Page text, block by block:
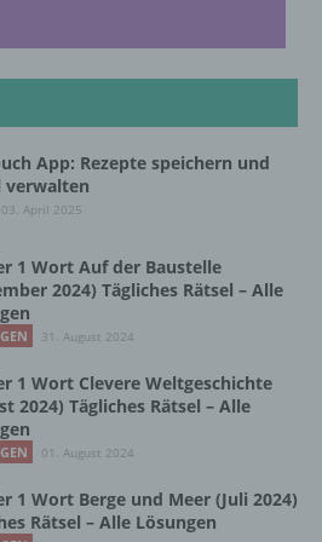
App: Rezepte speichern und
verwalten
03. April 2025
1 Wort Auf der Baustelle
2024) Tägliches Rätsel – Alle
31. August 2024
1 Wort Clevere Weltgeschichte
2024) Tägliches Rätsel – Alle
01. August 2024
1 Wort Berge und Meer (Juli 2024)
Rätsel – Alle Lösungen
jeder mit oder ohne Hilfe
Verfahren ausgeführte
mit personenbezogenen
Erheben, das Erfassen, die
oder Veränderung, das
Abfragen, die Verwendung,
durch Übermittlung,
den Abgleich oder die
Einschränkung, das
Vernichtung.
der Verarbeitung
der Verarbeitung ist die
Daten mit dem Ziel, ihre
einzuschränken.